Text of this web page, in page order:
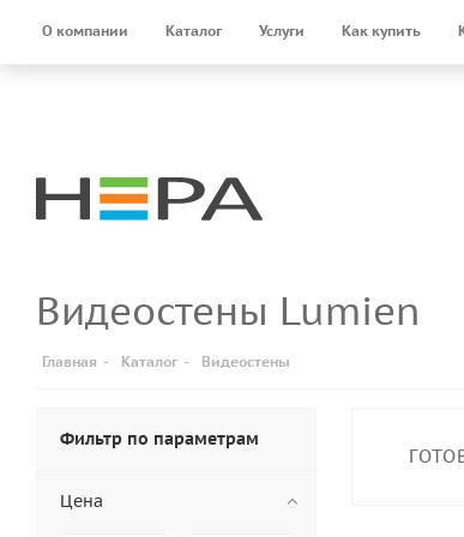
О компании Каталог Услуги Как купить
Видеостены Lumien
Главная - Каталог - Видеостены
Фильтр по параметрам
Цена